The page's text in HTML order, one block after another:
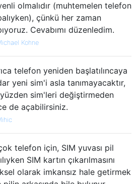
olmalıdır (muhtemelen telefon
çünkü her zaman
Cevabımı düzenledim.
Kohne
telefon yeniden başlatılıncaya
yeni sim'i asla tanımayacaktır,
sim'leri değiştirmeden
de açabilirsiniz.
telefon için, SIM yuvası pil
SIM kartın çıkarılmasını
olarak imkansız hale getirmek